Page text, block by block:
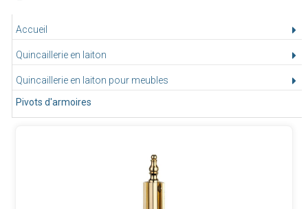
Accueil
Quincaillerie en laiton
Quincaillerie en laiton pour meubles
Pivots d'armoires